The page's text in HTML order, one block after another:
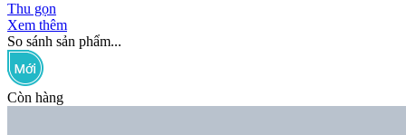
Thu gọn
Xem thêm
So sánh sản phẩm...
Còn hàng